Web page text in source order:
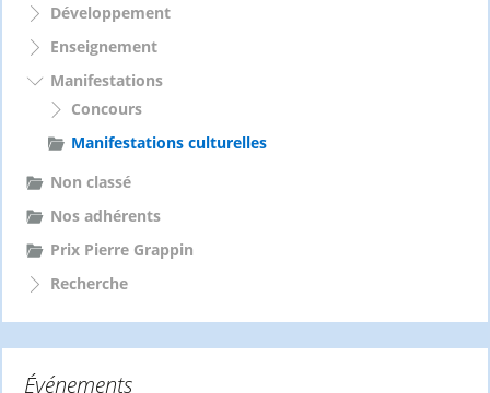
Développement
Enseignement
Manifestations
Concours
Manifestations culturelles
Non classé
Nos adhérents
Prix Pierre Grappin
Recherche
Événements